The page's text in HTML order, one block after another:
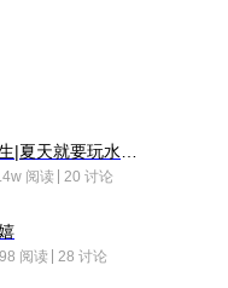
阅读 20 讨论
阅读 28 讨论